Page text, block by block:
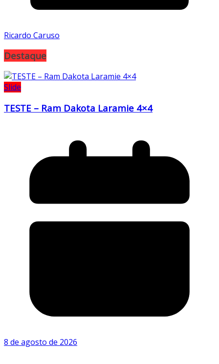
Ricardo Caruso
Destaque
Slide
TESTE – Ram Dakota Laramie 4×4
8 de agosto de 2026